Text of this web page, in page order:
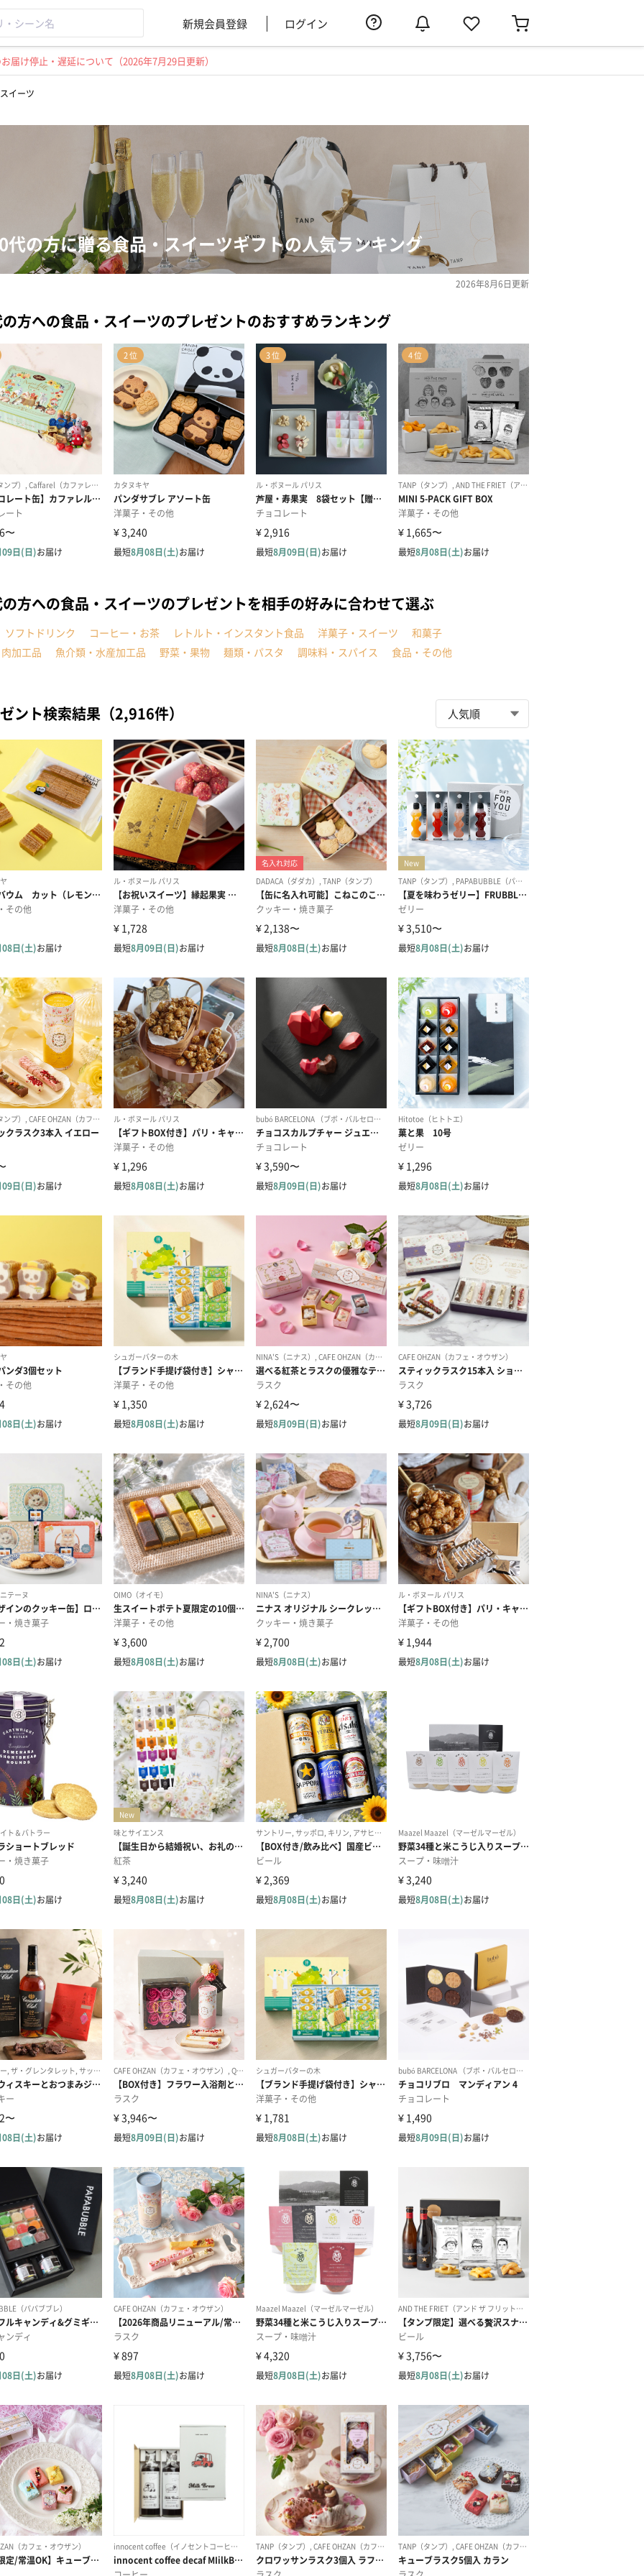
新規会員登録 ログイン
け停止・遅延について（2026年7月29日更新）
イーツ
代の方に贈る食品・スイーツギフトの人気ランキング
2026年8月6日更新
方への食品・スイーツのプレゼントのおすすめランキング
方への食品・スイーツのプレゼントを相手の好みに合わせて選ぶ
ソフトドリンク コーヒー・お茶 レトルト・インスタント食品 洋菓子・スイーツ
和菓子
加工品
魚介類・水産加工品 野菜・果物 麺類・パスタ 調味料・スパイス 食品・その他
ント検索結果（2,916件）